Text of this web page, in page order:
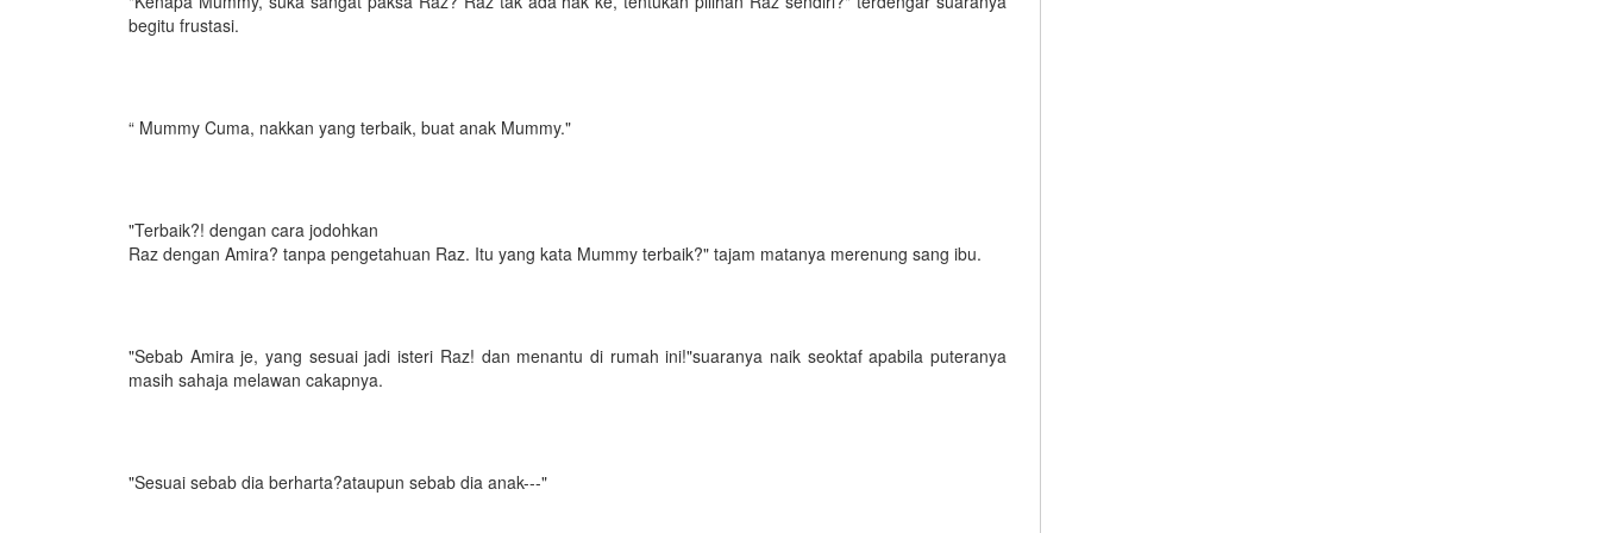
begitu frustasi.
“ Mummy Cuma, nakkan yang terbaik, buat anak Mummy."
"Terbaik?! dengan cara jodohkan
Raz dengan Amira? tanpa pengetahuan Raz. Itu yang kata Mummy terbaik?" tajam matanya merenung sang ibu.
"Sebab Amira je, yang sesuai jadi isteri Raz! dan menantu di rumah ini!"suaranya naik seoktaf apabila puteranya
masih sahaja melawan cakapnya.
"Sesuai sebab dia berharta?ataupun sebab dia anak---"